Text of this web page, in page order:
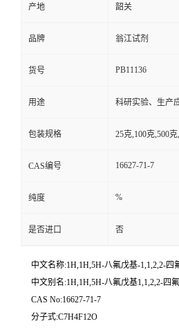
产地 韶关
品牌 翁江试剂
货号 PB11136
用途 科研实验、生产
包装规格 25克,100克,500
CAS编号 16627-71-7
纯度 %
是否进口 否
中文名称:1H,1H,5H-八氟戊基-1,1,2,2-四
中文别名:1H,1H,5H-八氟戊基1,1,2,2-四
CAS No:16627-71-7
分子式:C7H4F12O